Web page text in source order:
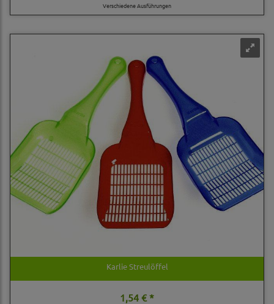
Verschiedene Ausführungen
Karlie Streulöffel
1,54 € *